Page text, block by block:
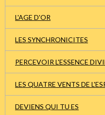
L'AGE D'OR
LES SYNCHRONICITES
PERCEVOIR L'ESSENCE
LES QUATRE VENTS DE
DEVIENS QUI TU ES